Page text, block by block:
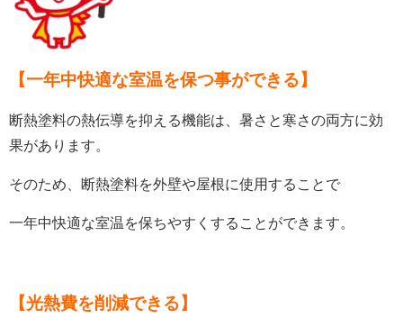
【一年中快適な室温を保つ事ができる】
断熱塗料の熱伝導を抑える機能は、暑さと寒さの両方に効
果があります。
そのため、断熱塗料を外壁や屋根に使用することで
一年中快適な室温を保ちやすくすることができます。
【光熱費を削減できる】